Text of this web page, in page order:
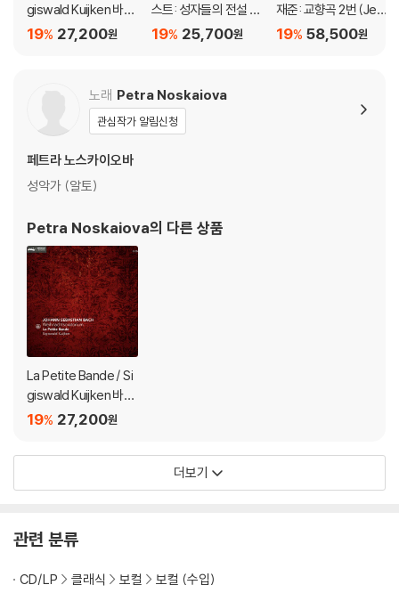
giswald Kuijken 바흐:
크리스마스 오라토리
as Oratorio))
27,200원
19%
스트: 성자들의 전설 2
집 (Liszt: Legends O
25,700원
19%
재준: 교향곡 2번 (Jeaj
oon Ryu: Symphony
58,500원
19%
노래 Petra Noskaiova
관심작가 알림신청
페트라 노스카이오바
성악가 (알토)
Petra Noskaiova의 다른 상품
La Petite Bande / Si
giswald Kuijken 바흐:
크리스마스 오라토리
soratorium (Christm
27,200원
19%
더보기
관련 분류
CD/LP 클래식 보컬
보컬 (수입)